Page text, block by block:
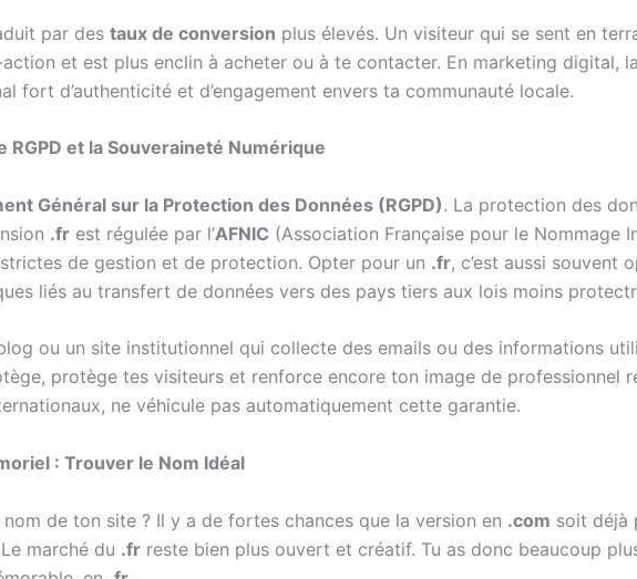
par des taux de conversion plus élevés. Un visiteur qui se sent en
et est plus enclin à acheter ou à te contacter. En marketing digital,
fort d’authenticité et d’engagement envers ta communauté locale.
RGPD et la Souveraineté Numérique
Général sur la Protection des Données (RGPD). La protection des
.fr est régulée par l’AFNIC (Association Française pour le Nommage
de gestion et de protection. Opter pour un .fr, c’est aussi souvent
liés au transfert de données vers des pays tiers aux lois moins
ou un site institutionnel qui collecte des emails ou des informations
protège tes visiteurs et renforce encore ton image de professionnel
ne véhicule pas automatiquement cette garantie.
: Trouver le Nom Idéal
de ton site ? Il y a de fortes chances que la version en .com soit déjà
marché du .fr reste bien plus ouvert et créatif. Tu as donc beaucoup